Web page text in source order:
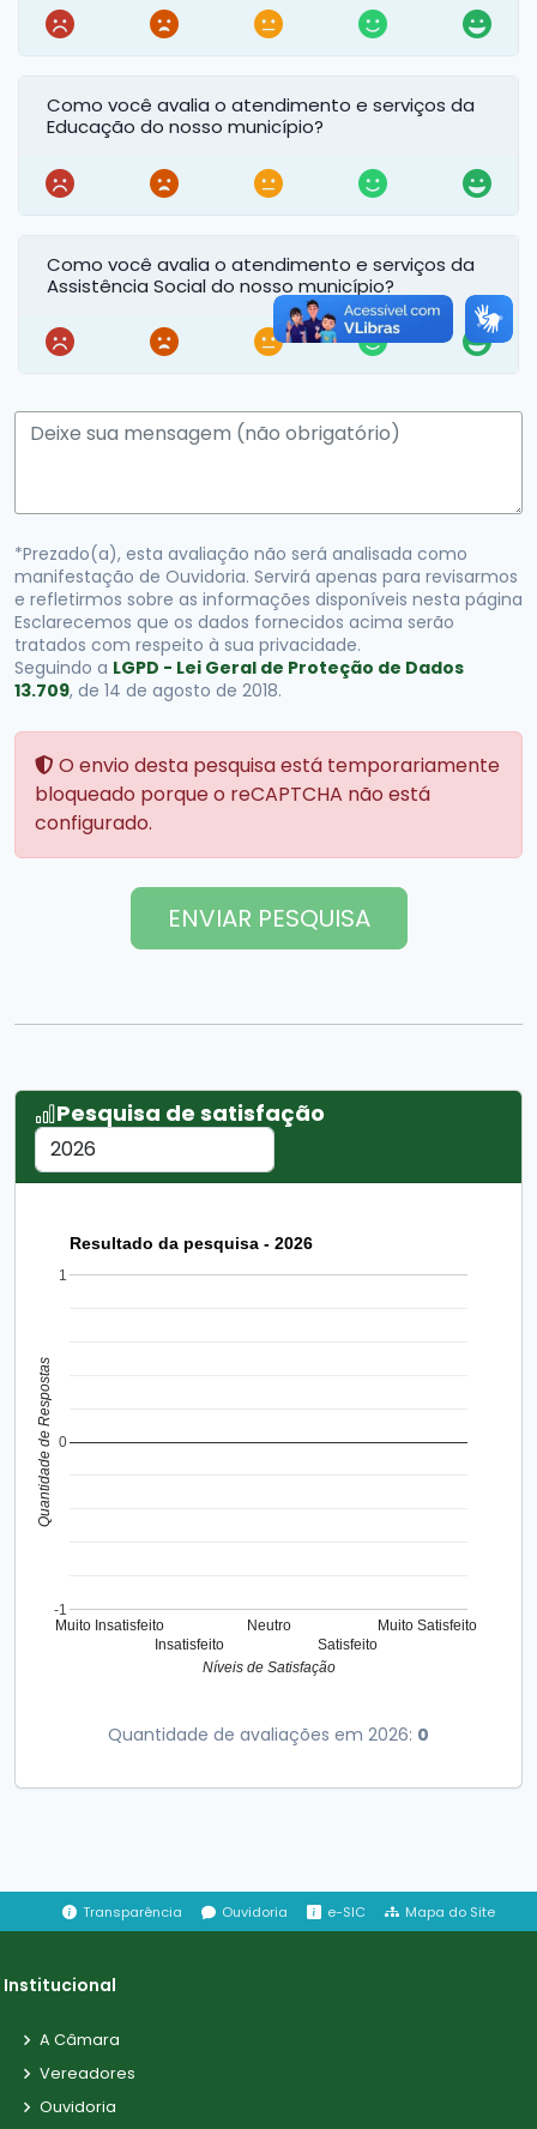
Como você avalia o atendimento e serviços da
Educação do nosso município?
Como você avalia o atendimento e serviços da
Assistência Social do nosso município?
*Prezado(a), esta avaliação não será analisada como
manifestação de Ouvidoria. Servirá apenas para revisarmos
e refletirmos sobre as informações disponíveis nesta página
Esclarecemos que os dados fornecidos acima serão
tratados com respeito à sua privacidade.
Seguindo a LGPD - Lei Geral de Proteção de Dados
13.709, de 14 de agosto de 2018.
O envio desta pesquisa está temporariamente
bloqueado porque o reCAPTCHA não está
configurado.
ENVIAR PESQUISA
Pesquisa de satisfação
Resultado da pesquisa - 2026
Muito Insatisfeito
Insatisfeito
Neutro
Satisfeito
Muito Satisfeito
-1
0
1
Níveis de Satisfação
Quantidade de Respostas
Quantidade de avaliações em 2026: 0
Transparência Ouvidoria e-SIC Mapa do Site
Institucional
A Câmara
Vereadores
Ouvidoria